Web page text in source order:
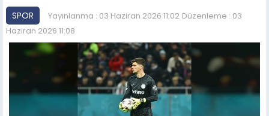
SPOR Yayınlanma : 03 Haziran 2026 11:02 Düzenleme : 03
Haziran 2026 11:08